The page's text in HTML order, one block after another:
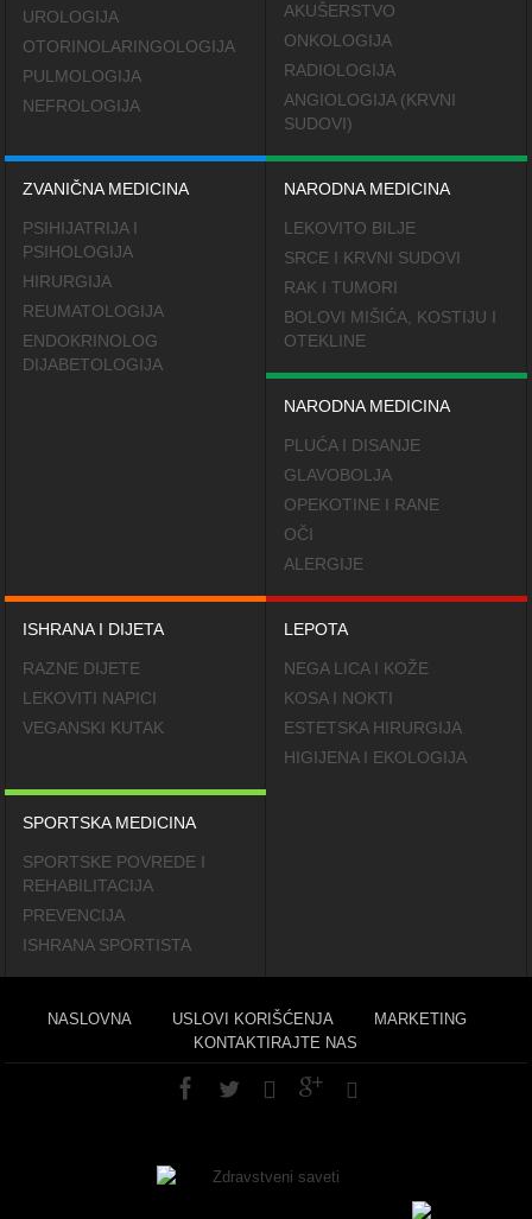
UROLOGIJA
OTORINOLARINGOLOGIJA
PULMOLOGIJA
NEFROLOGIJA
AKUŠERSTVO
ONKOLOGIJA
RADIOLOGIJA
ANGIOLOGIJA (KRVNI
SUDOVI)
ZVANIČNA MEDICINA
PSIHIJATRIJA I
PSIHOLOGIJA
HIRURGIJA
REUMATOLOGIJA
ENDOKRINOLOG
DIJABETOLOGIJA
NARODNA MEDICINA
LEKOVITO BILJE
SRCE I KRVNI SUDOVI
RAK I TUMORI
BOLOVI MIŠIĆA, KOSTIJU I
OTEKLINE
NARODNA MEDICINA
PLUĆA I DISANJE
GLAVOBOLJA
OPEKOTINE I RANE
OČI
ALERGIJE
ISHRANA I DIJETA
RAZNE DIJETE
LEKOVITI NAPICI
VEGANSKI KUTAK
LEPOTA
NEGA LICA I KOŽE
KOSA I NOKTI
ESTETSKA HIRURGIJA
HIGIJENA I EKOLOGIJA
SPORTSKA MEDICINA
SPORTSKE POVREDE I
REHABILITACIJA
PREVENCIJA
ISHRANA SPORTISTA
NASLOVNA USLOVI KORIŠĆENJA
MARKETING
KONTAKTIRAJTE NAS